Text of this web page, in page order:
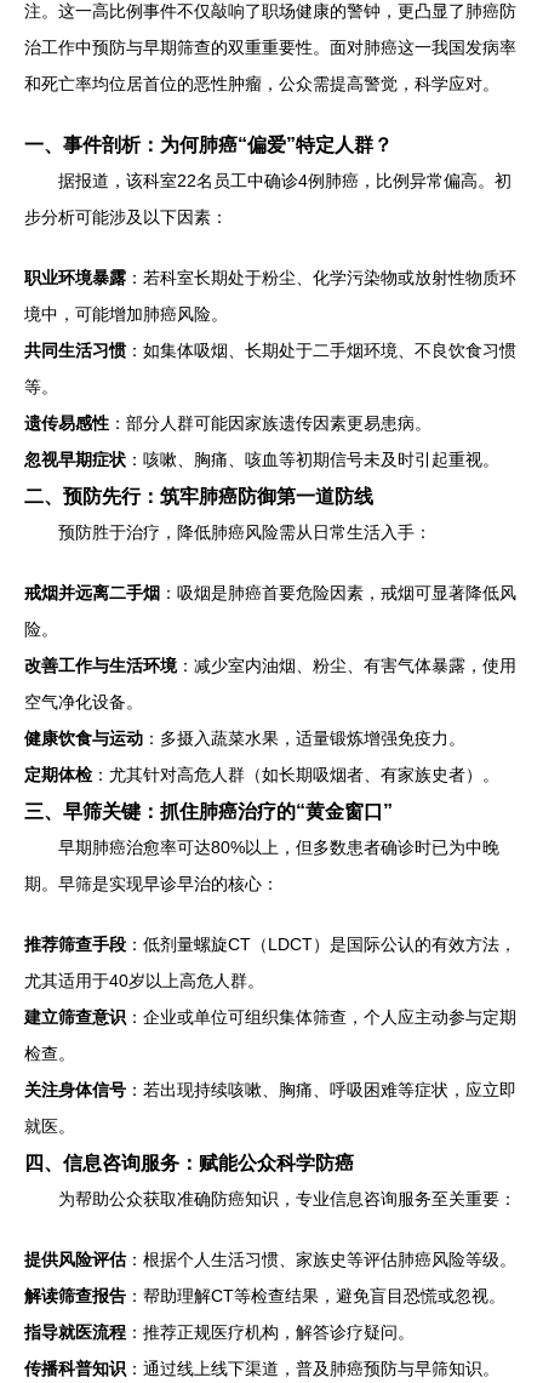
注。这一高比例事件不仅敲响了职场健康的警钟，更凸显了肺癌防
治工作中预防与早期筛查的双重重要性。面对肺癌这一我国发病率
和死亡率均位居首位的恶性肿瘤，公众需提高警觉，科学应对。
一、事件剖析：为何肺癌“偏爱”特定人群？
据报道，该科室22名员工中确诊4例肺癌，比例异常偏高。初
步分析可能涉及以下因素：
职业环境暴露 ：若科室长期处于粉尘、化学污染物或放射性物质环
境中，可能增加肺癌风险。
共同生活习惯：如集体吸烟、长期处于二手烟环境、不良饮食习惯
等。
遗传易感性 ：部分人群可能因家族遗传因素更易患病。
忽视早期症状 ：咳嗽、胸痛、咳血等初期信号未及时引起重视。
二、预防先行：筑牢肺癌防御第一道防线
预防胜于治疗，降低肺癌风险需从日常生活入手：
戒烟并远离二手烟 ：吸烟是肺癌首要危险因素，戒烟可显著降低风
险。
改善工作与生活环境：减少室内油烟、粉尘、有害气体暴露，使用
空气净化设备。
健康饮食与运动 ：多摄入蔬菜水果，适量锻炼增强免疫力。
定期体检：尤其针对高危人群（如长期吸烟者、有家族史者）。
三、早筛关键：抓住肺癌治疗的“黄金窗口”
早期肺癌治愈率可达80%以上，但多数患者确诊时已为中晚
期。早筛是实现早诊早治的核心：
推荐筛查手段 ：低剂量螺旋CT（LDCT）是国际公认的有效方法，
尤其适用于40岁以上高危人群。
建立筛查意识 ：企业或单位可组织集体筛查，个人应主动参与定期
检查。
关注身体信号 ：若出现持续咳嗽、胸痛、呼吸困难等症状，应立即
就医。
四、信息咨询服务：赋能公众科学防癌
为帮助公众获取准确防癌知识，专业信息咨询服务至关重要：
提供风险评估：根据个人生活习惯、家族史等评估肺癌风险等级。
解读筛查报告 ：帮助理解CT等检查结果，避免盲目恐慌或忽视。
指导就医流程 ：推荐正规医疗机构，解答诊疗疑问。
传播科普知识 ：通过线上线下渠道，普及肺癌预防与早筛知识。